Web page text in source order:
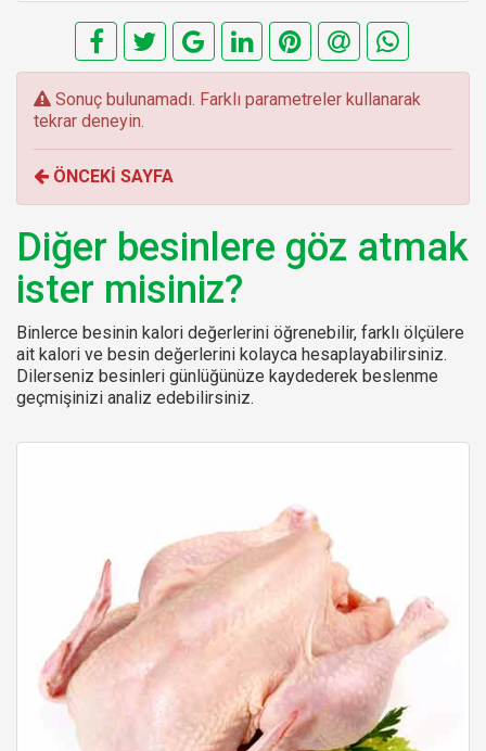
E
r
o
r
:
Sonuç bulunamadı. Farklı parametreler kullanarak
tekrar deneyin.
ÖNCEKİ SAYFA
Diğer besinlere göz atmak
ister misiniz?
Binlerce besinin kalori değerlerini öğrenebilir, farklı ölçülere
ait kalori ve besin değerlerini kolayca hesaplayabilirsiniz.
Dilerseniz besinleri günlüğünüze kaydederek beslenme
geçmişinizi analiz edebilirsiniz.